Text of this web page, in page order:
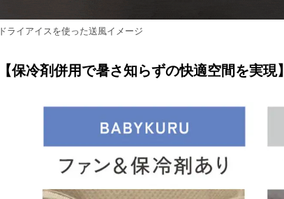
ドライアイスを使った送風イメージ
【保冷剤併用で暑さ知らずの快適空間を実現】